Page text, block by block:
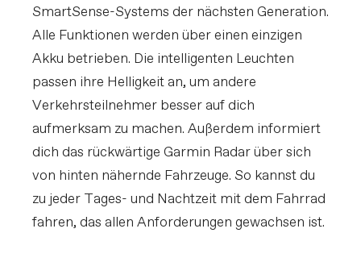
SmartSense-Systems der nächsten Generation.
Alle Funktionen werden über einen einzigen
Akku betrieben. Die intelligenten Leuchten
passen ihre Helligkeit an, um andere
Verkehrsteilnehmer besser auf dich
aufmerksam zu machen. Außerdem informiert
dich das rückwärtige Garmin Radar über sich
von hinten nähernde Fahrzeuge. So kannst du
zu jeder Tages- und Nachtzeit mit dem Fahrrad
fahren, das allen Anforderungen gewachsen ist.